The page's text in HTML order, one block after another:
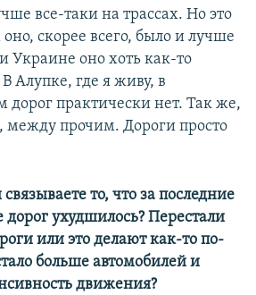
все-таки на трассах. Но это
оно, скорее всего, было и лучше
Украине оно хоть как-то
Алупке, где я живу, в
дорог практически нет. Так же,
между прочим. Дороги просто
то, что за последние
дорог ухудшилось? Перестали
или это делают как-то по-
больше автомобилей и
движения?